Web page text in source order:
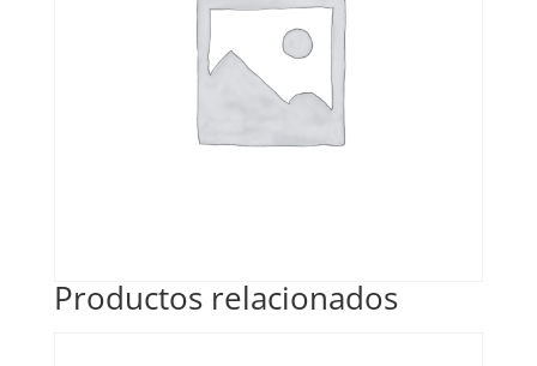
Productos relacionados